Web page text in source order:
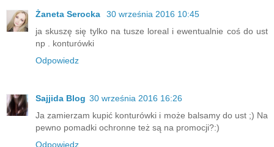
Żaneta Serocka
30 września 2016 10:45
ja skuszę się tylko na tusze loreal i ewentualnie coś do ust
np . konturówki
Odpowiedz
Sajjida Blog 30 września 2016 16:26
Ja zamierzam kupić konturówki i może balsamy do ust ;) Na
pewno pomadki ochronne też są na promocji?:)
Odpowiedz